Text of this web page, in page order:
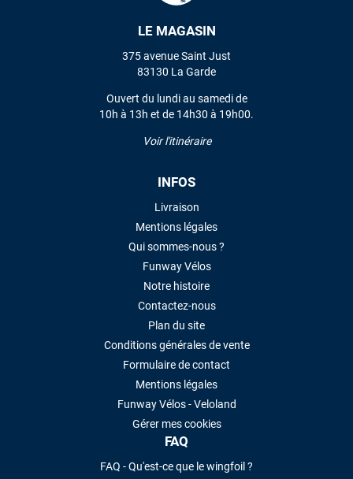
LE MAGASIN
375 avenue Saint Just
83130 La Garde
Ouvert du lundi au samedi de
10h à 13h et de 14h30 à 19h00.
Voir l'itinéraire
INFOS
Livraison
Mentions légales
Qui sommes-nous ?
Funway Vélos
Notre histoire
Contactez-nous
Plan du site
Conditions générales de vente
Formulaire de contact
Mentions légales
Funway Vélos - Veloland
Gérer mes cookies
FAQ
FAQ - Qu'est-ce que le wingfoil ?
VOIR TOUS LES AVIS
LAISSER UN AVIS